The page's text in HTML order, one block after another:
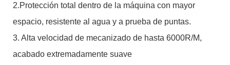
2.Protección total dentro de la máquina con mayor
espacio, resistente al agua y a prueba de puntas.
3. Alta velocidad de mecanizado de hasta 6000R/M,
acabado extremadamente suave